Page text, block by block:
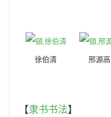
徐伯清 邢源高
【隶书书法】